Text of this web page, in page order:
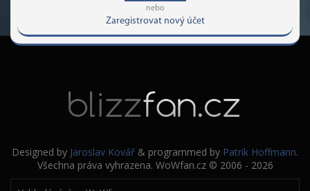
nebo
Zaregistrovat nový účet
Designed by Jaroslav Kovář & programmed by Patrik Hoffmann.
Všechna práva vyhrazena. WoWfan.cz © 2006 - 2026